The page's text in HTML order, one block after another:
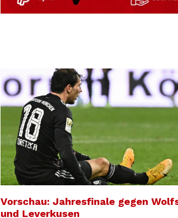
Vorschau: Jahresfinale gegen
und Leverkusen